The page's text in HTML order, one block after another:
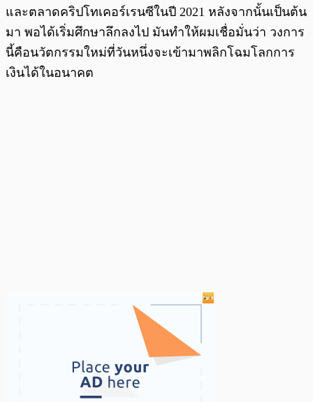
และตลาดคริปโทเคอร์เรนซีในปี 2021 หลังจากนั้นเป็นต้น
มา พอได้เริ่มศึกษาลึกลงไป มันทำให้ผมเชื่อมั่นว่า วงการ
นี้คือนวัตกรรมใหม่ที่วันหนึ่งจะเข้ามาพลิกโฉมโลกการ
เงินได้ในอนาคต